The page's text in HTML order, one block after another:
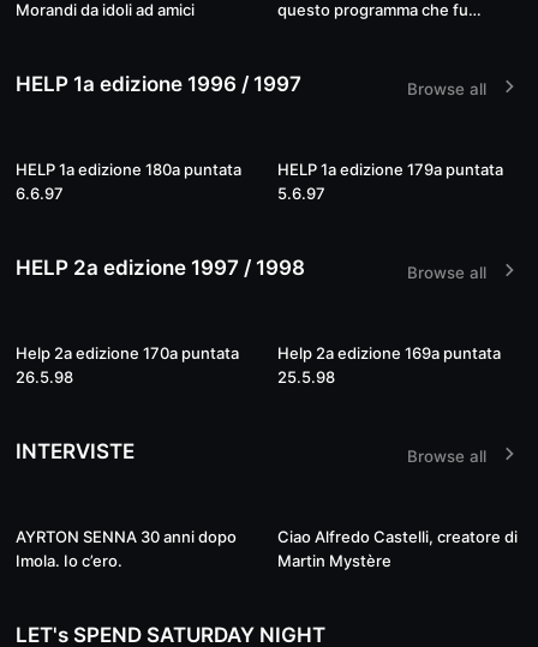
Morandi da idoli ad amici
questo programma che fu
HELP 1a edizione 1996 / 1997 Browse all
02:02:33
HELP 1a edizione 180a puntata
6.6.97
02:02:49
HELP 1a edizione 179a puntata
5.6.97
HELP 2a edizione 1997 / 1998 Browse all
02:01:38
Help 2a edizione 170a puntata
26.5.98
02:03:27
Help 2a edizione 169a puntata
25.5.98
INTERVISTE Browse all
41:41
AYRTON SENNA 30 anni dopo
Imola. Io c’ero.
34:47
Ciao Alfredo Castelli, creatore di
Martin Mystère
LET's SPEND SATURDAY NIGHT